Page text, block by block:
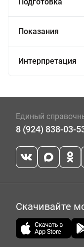
Показания
Интерпретация
Единый
8 (924) 838-03-
Скачивайте